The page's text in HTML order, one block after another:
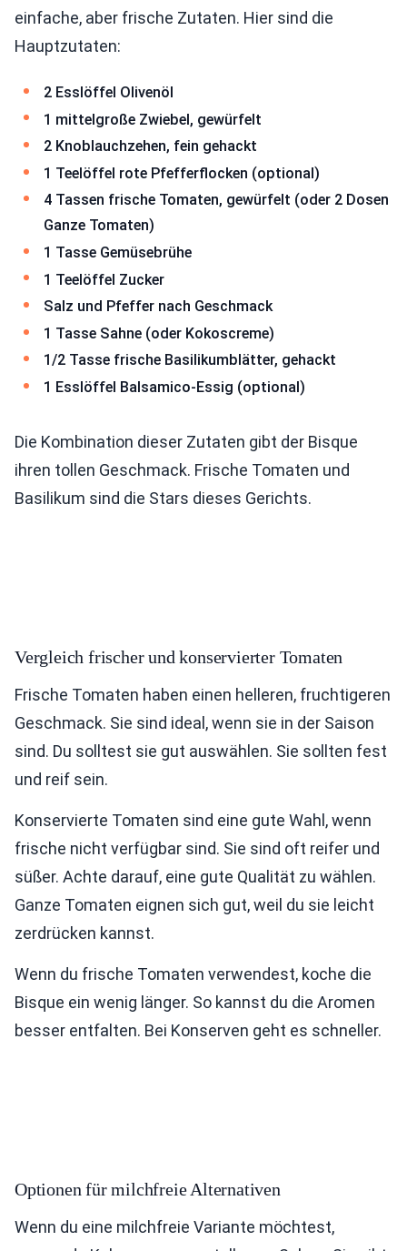
einfache, aber frische Zutaten. Hier sind die
Hauptzutaten:
2 Esslöffel Olivenöl
1 mittelgroße Zwiebel, gewürfelt
2 Knoblauchzehen, fein gehackt
1 Teelöffel rote Pfefferflocken (optional)
4 Tassen frische Tomaten, gewürfelt (oder 2 Dosen
Ganze Tomaten)
1 Tasse Gemüsebrühe
1 Teelöffel Zucker
Salz und Pfeffer nach Geschmack
1 Tasse Sahne (oder Kokoscreme)
1/2 Tasse frische Basilikumblätter, gehackt
1 Esslöffel Balsamico-Essig (optional)
Die Kombination dieser Zutaten gibt der Bisque
ihren tollen Geschmack. Frische Tomaten und
Basilikum sind die Stars dieses Gerichts.
Vergleich frischer und konservierter Tomaten
Frische Tomaten haben einen helleren, fruchtigeren
Geschmack. Sie sind ideal, wenn sie in der Saison
sind. Du solltest sie gut auswählen. Sie sollten fest
und reif sein.
Konservierte Tomaten sind eine gute Wahl, wenn
frische nicht verfügbar sind. Sie sind oft reifer und
süßer. Achte darauf, eine gute Qualität zu wählen.
Ganze Tomaten eignen sich gut, weil du sie leicht
zerdrücken kannst.
Wenn du frische Tomaten verwendest, koche die
Bisque ein wenig länger. So kannst du die Aromen
besser entfalten. Bei Konserven geht es schneller.
Optionen für milchfreie Alternativen
Wenn du eine milchfreie Variante möchtest,